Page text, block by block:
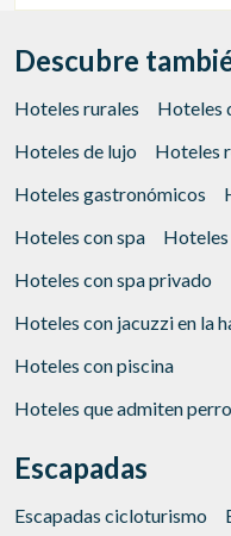
Descubre
Hoteles rurales Hoteles
Hoteles de lujo
Hoteles
Hoteles gastronómicos
Hoteles con spa
Hoteles
Hoteles con spa privado
Hoteles con jacuzzi en la
Hoteles con piscina
Hoteles que admiten
Escapadas
Escapadas cicloturismo